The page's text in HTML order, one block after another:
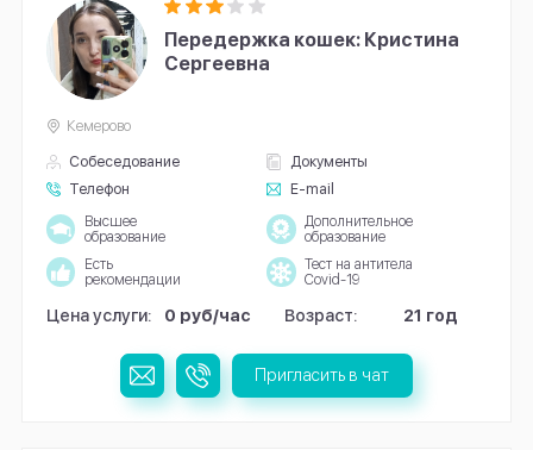
Передержка кошек: Кристина
Сергеевна
Собеседование
Документы
Телефон
E-mail
Кемерово
Высшее
образование
Дополнительное
образование
Есть
рекомендации
Тест на антитела
Covid-19
Цена услуги: 0 руб/час Возраст: 21 год
Пригласить в чат